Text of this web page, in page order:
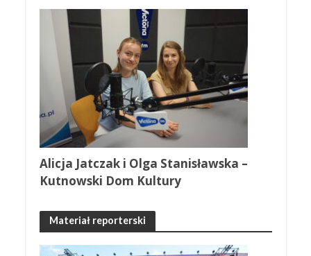
Alicja Jatczak i Olga Stanisławska –
Kutnowski Dom Kultury
Materiał reporterski